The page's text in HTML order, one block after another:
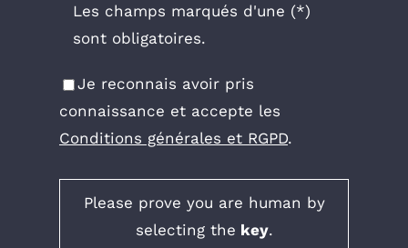
Les champs marqués d'une (*)
sont obligatoires.
Je reconnais avoir pris
connaissance et accepte les
Conditions générales et RGPD.
Please prove you are human by
selecting the key.